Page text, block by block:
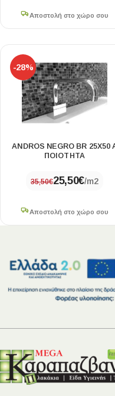
Αποστολή στο χώρο σου
-28%
ANDROS NEGRO BR 25X50
ΠΟΙΟΤΗΤΑ
35,50€25,50€/m2
Αποστολή στο χώρο σου